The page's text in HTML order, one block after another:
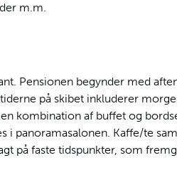
m.m.
Pensionen begynder med
på skibet inkluderer
kombination af buffet og
i panoramasalonen. Kaffe/te
på faste tidspunkter, som